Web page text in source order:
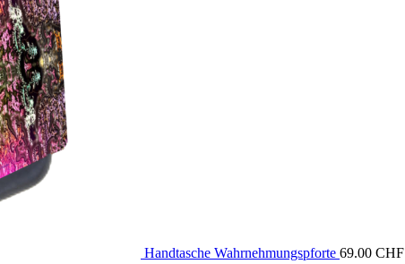
Handtasche Wahrnehmungspforte 69.00 CHF